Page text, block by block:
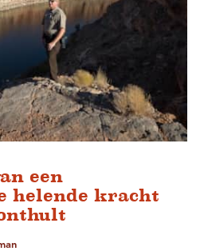
een
helende kracht